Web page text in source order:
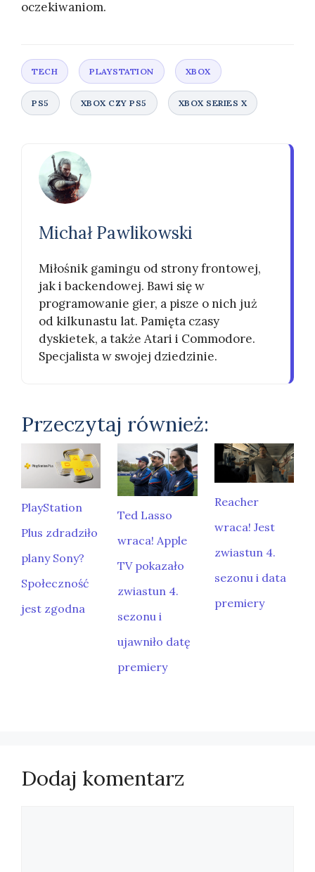
oczekiwaniom.
Michał Pawlikowski
Miłośnik gamingu od strony frontowej,
jak i backendowej. Bawi się w
programowanie gier, a pisze o nich już
od kilkunastu lat. Pamięta czasy
dyskietek, a także Atari i Commodore.
Specjalista w swojej dziedzinie.
Przeczytaj również:
PlayStation
Plus zdradziło
plany Sony?
Społeczność
jest zgodna
Ted Lasso
wraca! Apple
TV pokazało
zwiastun 4.
sezonu i
ujawniło datę
premiery
Reacher
wraca! Jest
zwiastun 4.
sezonu i data
premiery
Dodaj komentarz